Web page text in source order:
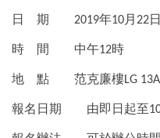
日 期 2019年10月22日
時 間 中午12時
地 點 范克廉樓LG 13A
報名日期 由即日起至10